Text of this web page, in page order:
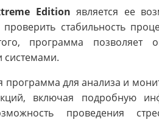
Edition является ее
стабильность
программа позволяет
системами.
программа для анализа и
включая подробную
проведения